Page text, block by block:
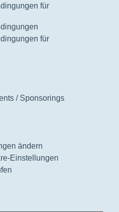
für
für
/ Sponsorings
ändern
Einstellungen